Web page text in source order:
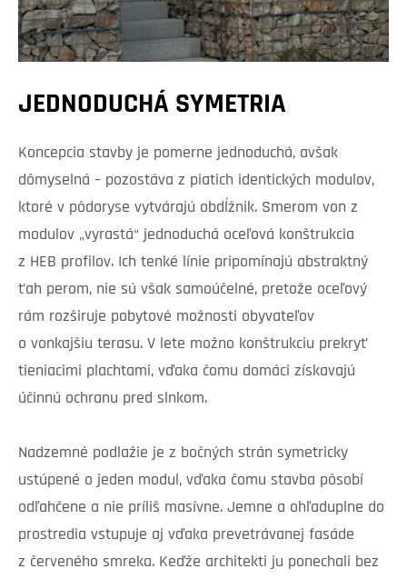
JEDNODUCHÁ SYMETRIA
Koncepcia stavby je pomerne jednoduchá, avšak
dômyselná – pozostáva z piatich identických modulov,
ktoré v pôdoryse vytvárajú obdĺžnik. Smerom von z
modulov „vyrastá“ jednoduchá oceľová konštrukcia
z HEB profilov. Ich tenké línie pripomínajú abstraktný
ťah perom, nie sú však samoúčelné, pretože oceľový
rám rozširuje pobytové možnosti obyvateľov
o vonkajšiu terasu. V lete možno konštrukciu prekryť
tieniacimi plachtami, vďaka čomu domáci získavajú
účinnú ochranu pred slnkom.
Nadzemné podlažie je z bočných strán symetricky
ustúpené o jeden modul, vďaka čomu stavba pôsobí
odľahčene a nie príliš masívne. Jemne a ohľaduplne do
prostredia vstupuje aj vďaka prevetrávanej fasáde
z červeného smreka. Keďže architekti ju ponechali bez